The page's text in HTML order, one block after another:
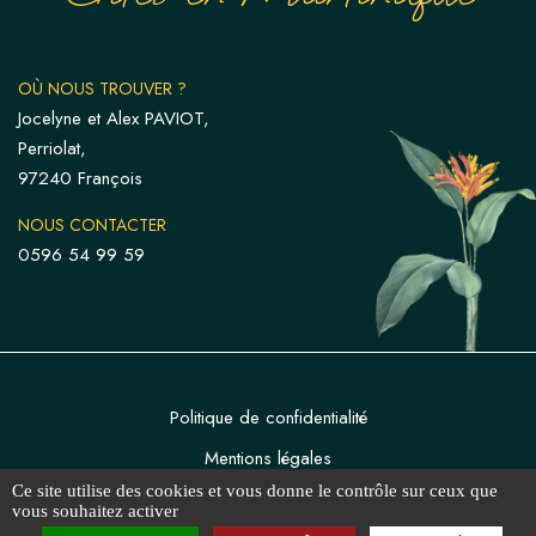
OÙ NOUS TROUVER ?
Jocelyne et Alex PAVIOT,
Perriolat,
97240 François
NOUS CONTACTER
0596 54 99 59
Politique de confidentialité
Mentions légales
Ce site utilise des cookies et vous donne le contrôle sur ceux que
vous souhaitez activer